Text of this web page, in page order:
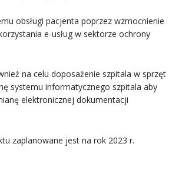
obsługi pacjenta poprzez wzmocnienie
e-usług w sektorze ochrony
na celu doposażenie szpitala w sprzęt
systemu informatycznego szpitala aby
elektronicznej dokumentacji
zaplanowane jest na rok 2023 r.